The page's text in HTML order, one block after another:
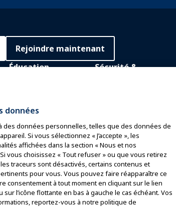
Rejoindre maintenant
Éducation
Apprentissage en
personne
Corps de connaissance
commun
Certification
Programmes de la
Fondation IAAPA
Explore
Sécurité &
manèges
Directives de sécurité
Ressources en matière de
sécurité
Ressources en matière de
sécurité
données
des données personnelles, telles que des données de
Si vous sélectionnez « J’accepte », les
affichées dans la section « Nous et nos
vous choisissez « Tout refuser » ou que vous retirez
traceurs sont désactivés, certains contenus et
pour vous. Vous pouvez faire réapparaître ce
consentement à tout moment en cliquant sur le lien
l’icône flottante en bas à gauche le cas échéant. Vos
reportez-vous à notre politique de